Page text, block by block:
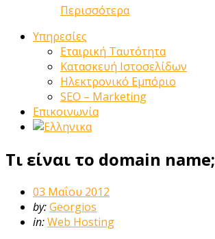
Περισσότερα
Υπηρεσίες
Εταιρική Ταυτότητα
Κατασκευή Ιστοσελίδων
Ηλεκτρονικό Εμπόριο
SEO – Marketing
Επικοινωνία
Τι είναι το domain name;
03 Μαΐου 2012
by:Georgios
in:Web Hosting